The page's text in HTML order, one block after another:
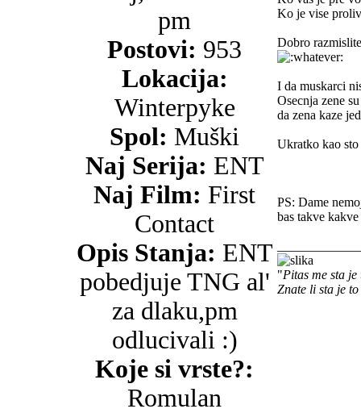
pm
Postovi: 953
Lokacija:
Winterpyke
Spol: Muški
Naj Serija: ENT
Naj Film: First
Contact
Opis Stanja: ENT
pobedjuje TNG al'
za dlaku,pm
odlucivali :)
Koje si vrste?:
Romulan
Ko je vise
Dobro
I da muskarci
Osecnja zene
da zena kaze
Ukratko kao
PS: Dame
bas takve
"Pitas me sta
Znate li sta je